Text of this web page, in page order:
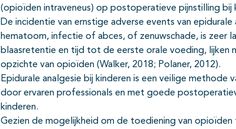
(opioïden intraveneus) op postoperatieve pijnstilling bij
De incidentie van ernstige adverse events van epidurale
hematoom, infectie of abces, of zenuwschade, is zeer
blaasretentie en tijd tot de eerste orale voeding, lijken
opzichte van opioïden (Walker, 2018; Polaner, 2012).
Epidurale analgesie bij kinderen is een veilige
door ervaren professionals en met goede
kinderen.
Gezien de mogelijkheid om de toediening van opioïden